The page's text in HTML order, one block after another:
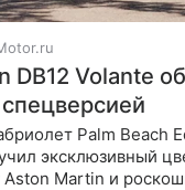
DB12 Volante
Palm Beach
эксклюзивный
Aston Martin и